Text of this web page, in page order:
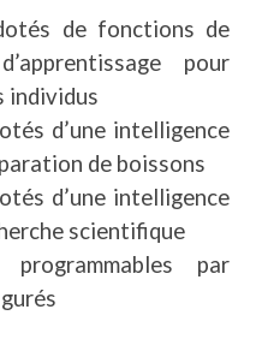
de fonctions de
pour
individus
d’une intelligence
de boissons
d’une intelligence
scientifique
par